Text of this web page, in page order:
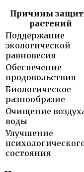
Причины
растений
Поддержание
экологической
равновесия
Обеспечение
продовольствия
Биологическое
разнообразие
Очищение
воды
Улучшение
состояния